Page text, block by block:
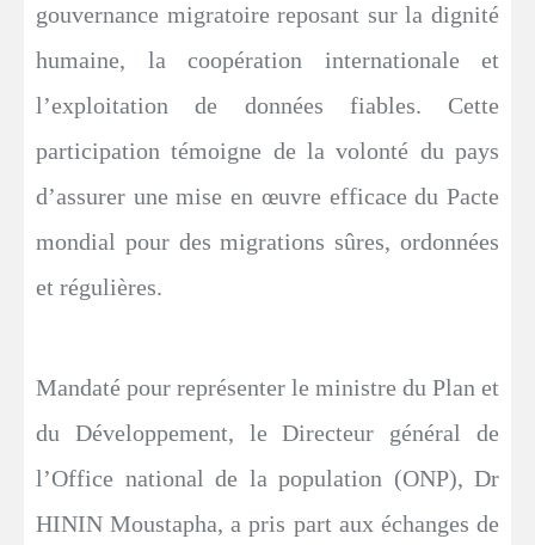
gouvernance migratoire reposant sur la dignité
humaine, la coopération internationale et
l’exploitation de données fiables. Cette
participation témoigne de la volonté du pays
d’assurer une mise en œuvre efficace du Pacte
mondial pour des migrations sûres, ordonnées
et régulières.
Mandaté pour représenter le ministre du Plan et
du Développement, le Directeur général de
l’Office national de la population (ONP), Dr
HININ Moustapha, a pris part aux échanges de